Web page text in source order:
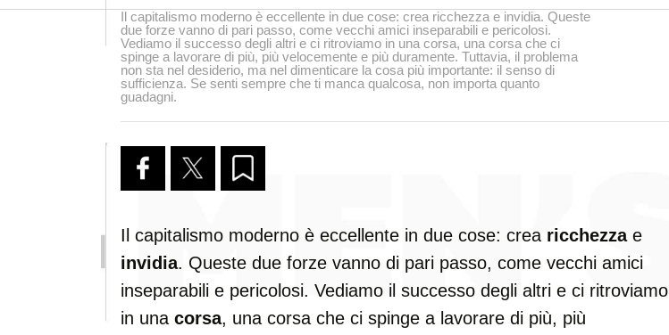
Il capitalismo moderno è eccellente in due cose: crea ricchezza e invidia. Queste
due forze vanno di pari passo, come vecchi amici inseparabili e pericolosi.
Vediamo il successo degli altri e ci ritroviamo in una corsa, una corsa che ci
spinge a lavorare di più, più velocemente e più duramente. Tuttavia, il problema
non sta nel desiderio, ma nel dimenticare la cosa più importante: il senso di
sufficienza. Se senti sempre che ti manca qualcosa, non importa quanto
guadagni.
Il capitalismo moderno è eccellente in due cose: crea ricchezzae
invidia. Queste due forze vanno di pari passo, come vecchi amici
inseparabili e pericolosi. Vediamo il successo degli altri e ci ritroviamo
in una corsa, una corsa che ci spinge a lavorare di più, più